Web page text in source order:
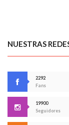
NUESTRAS
2292
Fans
19900
Seguidores